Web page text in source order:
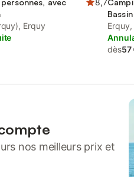
avec
8,7
Erquy
Erquy,
dès57
nos meilleurs prix et